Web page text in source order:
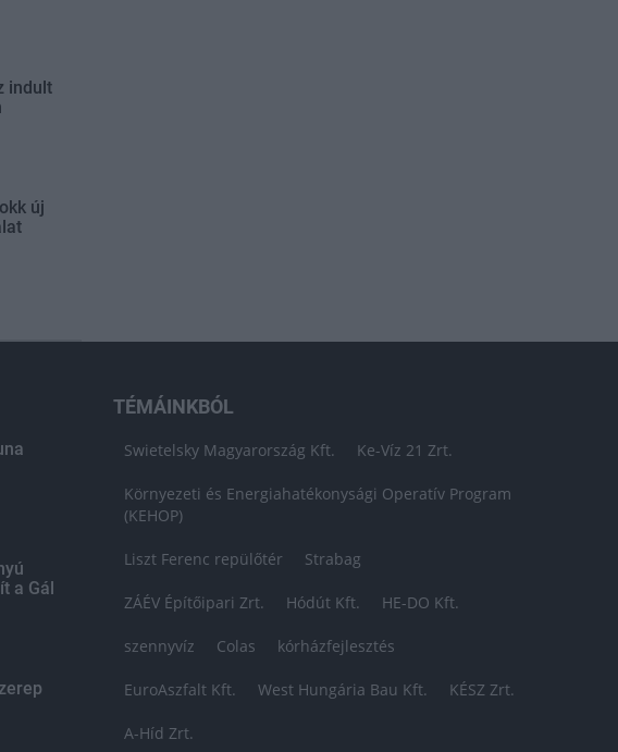
indult
új
a Gál
TÉMÁINKBÓL
Swietelsky Magyarország Kft. Ke-Víz 21 Zrt.
Környezeti és Energiahatékonysági Operatív Program
(KEHOP)
Liszt Ferenc repülőtér Strabag
ZÁÉV Építőipari Zrt. Hódút Kft. HE-DO Kft.
szennyvíz Colas kórházfejlesztés
EuroAszfalt Kft. West Hungária Bau Kft. KÉSZ Zrt.
A-Híd Zrt.